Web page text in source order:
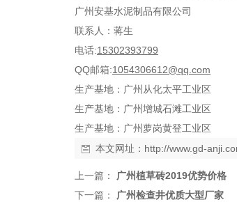
广州安基水泥制品有限公司
联系人：蒋生
电话:15302393799
QQ邮箱:1054306612@qq.com
生产基地：广州从化太平工业区
生产基地：广州增城石滩工业区
生产基地：广州萝岗黄登工业区
本文网址： http://www.gd-
上一篇：
广州植草砖2019优势价格
下一篇：
广州检查井优质大型厂家